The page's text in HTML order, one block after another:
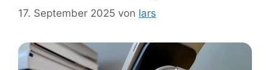
17. September 2025 von lars